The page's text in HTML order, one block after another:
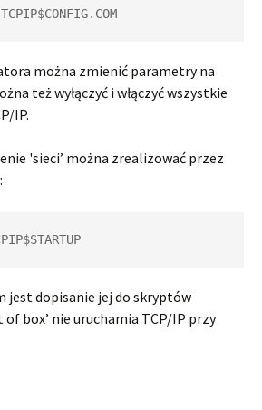
można zmienić parametry na
też wyłączyć i włączyć wszystkie
IP.
'sieci’ można zrealizować przez
jest dopisanie jej do skryptów
box’ nie uruchamia TCP/IP przy